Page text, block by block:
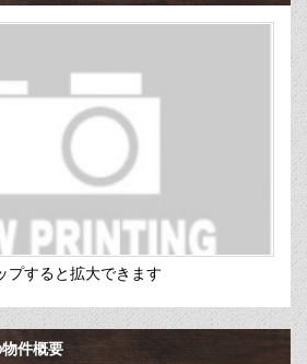
プすると拡大できます
件概要